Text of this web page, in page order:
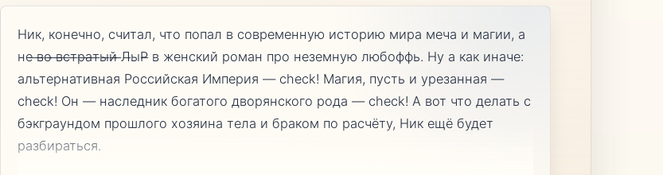
Ник, конечно, считал, что попал в современную историю мира меча и магии, а
не ̶в̶о̶ ̶в̶с̶т̶р̶а̶т̶ы̶й̶ ̶Л̶ыР̶ в женский роман про неземную любоффь. Ну а как иначе:
альтернативная Российская Империя — check! Магия, пусть и урезанная —
check! Он — наследник богатого дворянского рода — check! А вот что делать с
бэкграундом прошлого хозяина тела и браком по расчёту, Ник ещё будет
разбираться.